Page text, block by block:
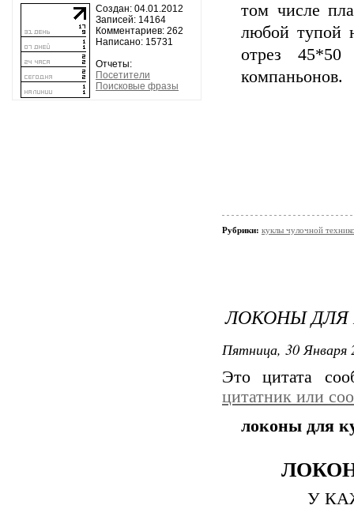
Создан: 04.01.2012
Записей: 14164
Комментариев: 262
Написано: 15731
Отчеты:
Посетители
Поисковые фразы
том числе
любой тупой
отрез
компаньонов.
Рубрики: куклы чулочной
ЛОКОНЫ ДЛЯ
Пятница, 30 Января
Это цитата
цитатник или
локоны для
У